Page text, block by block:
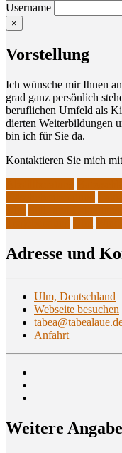
Username
×
Vor­stel­lung
Ich wün­sche mir Ihnen
grad ganz per­sön­lich
beruf­li­chen Umfeld als
dier­ten Wei­ter­bil­dun­gen
bin ich für Sie da.
Kon­tak­tie­ren Sie mich
Adres­se und
Ulm, Deutschland
Webseite besuchen
Anfahrt
Wei­te­re